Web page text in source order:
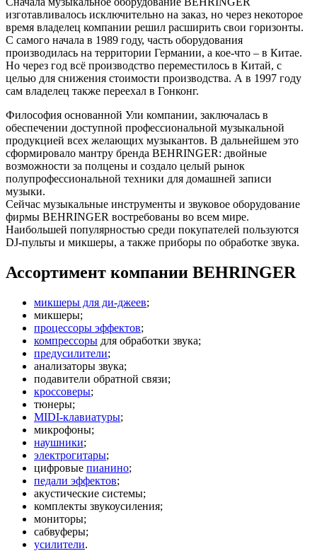
изготавливалось исключительно на заказ, но через некоторое
время владелец компании решил расширить свои горизонты.
С самого начала в 1989 году, часть оборудования
производилась на территории Германии, а кое-что – в Китае.
Но через год всё производство переместилось в Китай, с
целью для снижения стоимости производства. А в 1997 году
сам владелец также переехал в Гонконг.
Философия основанной Ули компании, заключалась в
обеспечении доступной профессиональной музыкальной
продукцией всех желающих музыкантов. В дальнейшем это
сформировало мантру бренда BEHRINGER: двойные
возможности за полцены и создало целый рынок
полупрофессиональной техники для домашней записи
музыки.
Сейчас музыкальные инструменты и звуковое оборудование
фирмы BEHRINGER востребованы во всем мире.
Наибольшей популярностью среди покупателей пользуются
DJ-пульты и микшеры, а также приборы по обработке звука.
Ассортимент компании BEHRINGER
микшеры для ди-джеев;
микшеры;
процессоры эффектов;
компрессоры для обработки звука;
предусилители;
анализаторы звука;
подавители обратной связи;
кроссоверы;
тюнеры;
MIDI-клавиатуры;
микрофоны;
наушники;
электрогитары;
цифровые пианино;
педали эффектов;
акустические системы;
комплекты звукоусиления;
мониторы;
сабвуферы;
усилители.